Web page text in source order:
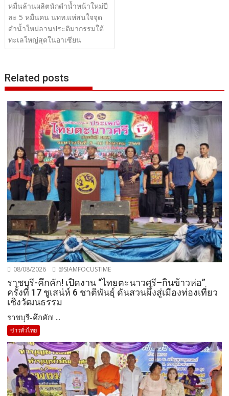
หมื่นล้านผลิตนักดำน้ำหน้าใหม่ปี
ละ 5 หมื่นคน นทท.แห่สนใจจุด
ดำน้ำใหม่ลานประติมากรรมใต้
ทะเลใหญ่สุดในอาเซียน
Related posts
08/08/2026 @SIAMFOCUSTIME
ราชบุรี-คึกคัก! เปิดงาน “ไทยตะนาวศรี–กินข้าวห่อ”
ครั้งที่ 17 ชูเสน่ห์ 6 ชาติพันธุ์ ดันสวนผึ้งสู่เมืองท่องเที่ยว
เชิงวัฒนธรรม
ราชบุรี-คึกคัก! ...
ข่าวทั่วไทย